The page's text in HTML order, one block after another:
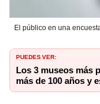
El público en una
PUEDES VER:
Los 3 museos más
más de 100 años y